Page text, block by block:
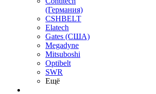
(Германия)
CSHBELT
Elatech
Gates (США)
Megadyne
Mitsuboshi
Optibelt
SWR
Ещё